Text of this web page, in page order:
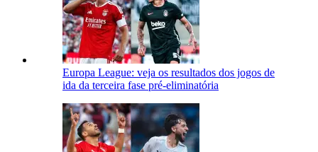
Europa League: veja os resultados dos jogos de
ida da terceira fase pré-eliminatória